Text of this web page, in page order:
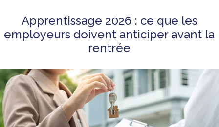
Apprentissage 2026 : ce que les
employeurs doivent anticiper avant la
rentrée